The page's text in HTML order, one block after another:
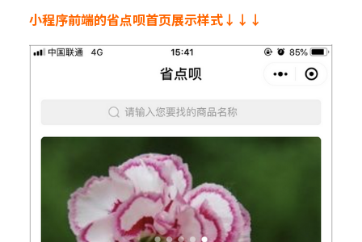
小程序前端的省点呗首页展示样式↓↓↓